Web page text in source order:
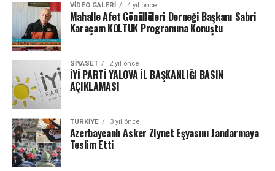
VIDEO GALERI 4 yıl önce
Mahalle Afet Gönüllüleri Derneği Başkanı Sabri
Karaçam KOLTUK Programına Konuştu
SIYASET 2 yıl önce
İYİ PARTİ YALOVA İL BAŞKANLIĞI BASIN
AÇIKLAMASI
TÜRKIYE 3 yıl önce
Azerbaycanlı Asker Ziynet Eşyasını Jandarmaya
Teslim Etti